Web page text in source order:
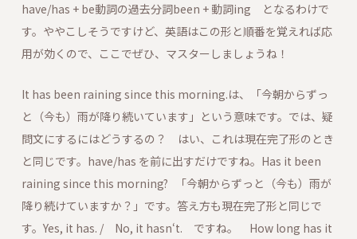
have/has + be動詞の過去分詞been + 動詞ing となるわけで
す。ややこしそうですけど、英語はこの形と順番を覚えれば応
用が効くので、ここでぜひ、マスターしましょうね！
It has been raining since this morning.は、「今朝からずっ
と（今も）雨が降り続いています」という意味です。では、疑
問文にするにはどうするの？ はい、これは現在完了形のとき
と同じです。have/has を前に出すだけですね。Has it been
raining since this morning? 「今朝からずっと（今も）雨が
降り続けていますか？」です。答え方も現在完了形と同じで
す。Yes, it has. / No, it hasn‘t. ですね。 How long has it